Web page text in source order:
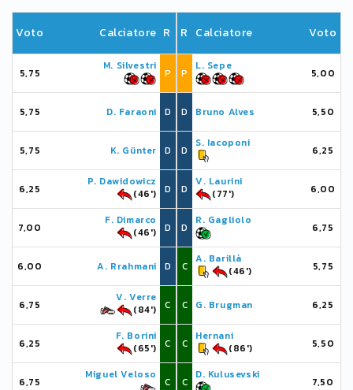
Voto Calciatore R
5,75
M. Silvestri
P
5,75 D. Faraoni D
5,75 K. Günter D
6,25
P. Dawidowicz
(46')
D
7,00
F. Dimarco
(46')
D
6,00 A. Rrahmani D
6,75
V. Verre
(84')
C
6,25
F. Borini
(65')
C
6,75
Miguel Veloso
C
R Calciatore Voto
P
L. Sepe
5,00
D Bruno Alves 5,50
D
S. Iacoponi
6,25
D
V. Laurini
(77')
6,00
D
R. Gagliolo
6,75
C
A. Barillà
(46')
5,75
C G. Brugman 6,25
C
Hernani
(86')
5,50
C
D. Kulusevski
7,50